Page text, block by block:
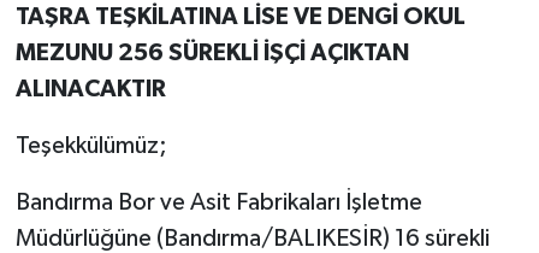
TAŞRA TEŞKİLATINA LİSE VE DENGİ OKUL
MEZUNU 256 SÜREKLİ İŞÇİ AÇIKTAN
ALINACAKTIR
Teşekkülümüz;
Bandırma Bor ve Asit Fabrikaları İşletme
Müdürlüğüne (Bandırma/BALIKESİR) 16 sürekli